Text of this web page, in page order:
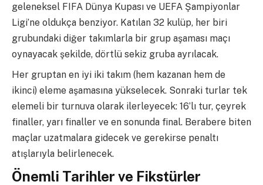
geleneksel FIFA Dünya Kupası ve UEFA Şampiyonlar
Ligi’ne oldukça benziyor. Katılan 32 kulüp, her biri
grubundaki diğer takımlarla bir grup aşaması maçı
oynayacak şekilde, dörtlü sekiz gruba ayrılacak.
Her gruptan en iyi iki takım (hem kazanan hem de
ikinci) eleme aşamasına yükselecek. Sonraki turlar tek
elemeli bir turnuva olarak ilerleyecek: 16’lı tur, çeyrek
finaller, yarı finaller ve en sonunda final. Berabere biten
maçlar uzatmalara gidecek ve gerekirse penaltı
atışlarıyla belirlenecek.
Önemli Tarihler ve Fikstürler